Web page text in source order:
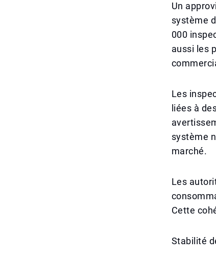
Un
système
000
aussi les
Les
liées à
système
marché.
Les
Cette
Stabilité